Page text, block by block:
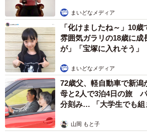
まいどなメディア
「化けましたね～」10
雰囲気ガラリの18歳に
が」「宝塚に入れそう」
まいどなメディア
72歳父、軽自動車で新
母と2人で3泊4日の旅
分刻み… 「大学生でも組
山岡 もと子